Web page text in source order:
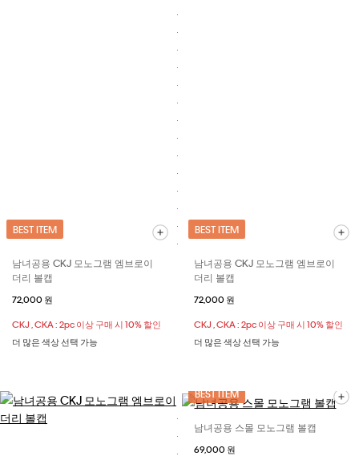
BEST ITEM
남녀공용 CKJ 모노그램 엠브로이
더리 볼캡
72,000 원
CKJ , CKA : 2pc 이상 구매 시 10% 할인
더 많은 색상 선택 가능
BEST ITEM
남녀공용 CKJ 모노그램 엠브로이
더리 볼캡
72,000 원
CKJ , CKA : 2pc 이상 구매 시 10% 할인
더 많은 색상 선택 가능
BEST ITEM
남녀공용 스몰 모노그램 볼캡
69,000 원